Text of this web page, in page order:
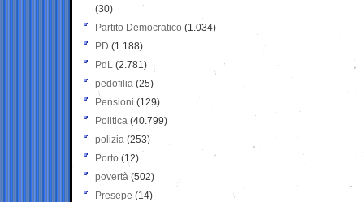
(30)
Partito Democratico (1.034)
PD (1.188)
PdL (2.781)
pedofilia (25)
Pensioni (129)
Politica (40.799)
polizia (253)
Porto (12)
povertà (502)
Presepe (14)